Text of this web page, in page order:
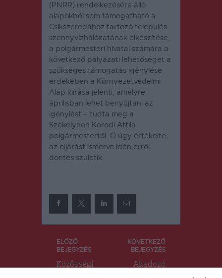
(PNRR) rendelkezésére álló
alapokból sem támogatható a
Csíkszeredához tartozó település
szennyvízhálózatának elkészítése,
a polgármesteri hivatal számára a
következő pályázati lehetőséget a
szükséges támogatás igénylése
érdekében a Környezetvédelmi
Alap kiírása jelenti, amelyre
áprilisban lehet benyújtani az
igénylést – tudta meg a
Székelyhon Korodi Attila
polgármestertől. Ő úgy értékelte,
az eljárást ismerve idén erről
döntés születik.
Bejegyzés
navigáció
ELŐZŐ
BEJEGYZÉS
Közösségi
KÖVETKEZŐ
BEJEGYZÉS
Akadozó